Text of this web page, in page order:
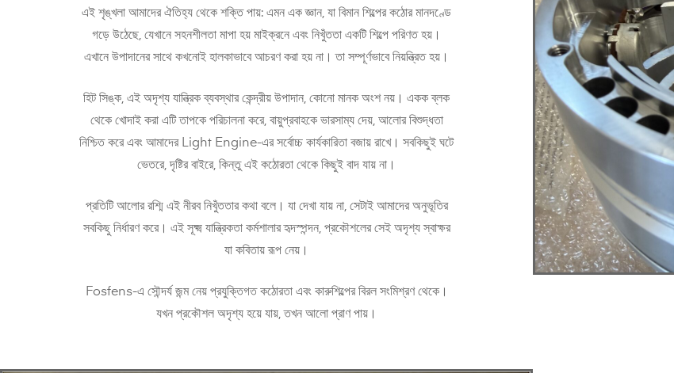
এই শৃঙ্খলা আমাদের ঐতিহ্য থেকে শক্তি পায়: এমন এক জ্ঞান, যা বিমান শিল্পের কঠোর মানদণ্ডে
গড়ে উঠেছে, যেখানে সহনশীলতা মাপা হয় মাইক্রনে এবং নিখুঁততা একটি শিল্পে পরিণত হয়।
এখানে উপাদানের সাথে কখনোই হালকাভাবে আচরণ করা হয় না। তা সম্পূর্ণভাবে নিয়ন্ত্রিত হয়।
হিট সিঙ্ক, এই অদৃশ্য যান্ত্রিক ব্যবস্থার কেন্দ্রীয় উপাদান, কোনো মানক অংশ নয়। একক ব্লক
থেকে খোদাই করা এটি তাপকে পরিচালনা করে, বায়ুপ্রবাহকে ভারসাম্য দেয়, আলোর বিশুদ্ধতা
নিশ্চিত করে এবং আমাদের Light Engine-এর সর্বোচ্চ কার্যকারিতা বজায় রাখে। সবকিছুই ঘটে
ভেতরে, দৃষ্টির বাইরে, কিন্তু এই কঠোরতা থেকে কিছুই বাদ যায় না।
প্রতিটি আলোর রশ্মি এই নীরব নিখুঁততার কথা বলে। যা দেখা যায় না, সেটাই আমাদের অনুভূতির
সবকিছু নির্ধারণ করে। এই সূক্ষ্ম যান্ত্রিকতা কর্মশালার হৃদস্পন্দন, প্রকৌশলের সেই অদৃশ্য স্বাক্ষর
যা কবিতায় রূপ নেয়।
Fosfens-এ সৌন্দর্য জন্ম নেয় প্রযুক্তিগত কঠোরতা এবং কারুশিল্পের বিরল সংমিশ্রণ থেকে।
যখন প্রকৌশল অদৃশ্য হয়ে যায়, তখন আলো প্রাণ পায়।